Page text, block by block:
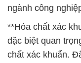
ngành công
**Hóa chất xác
đặc biệt quan
chất xác khuẩn.